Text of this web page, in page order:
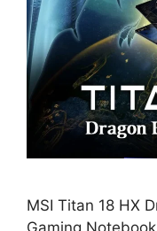
MSI Titan 18 HX
Gaming